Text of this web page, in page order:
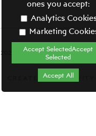
2021 ΘΕΑΤΡΙΚΟΣ ΟΡΓΑΝΙΣΜΟΣ
Όροι & Προϋποθέσεις
CREATED BY
ones you accept:
Analytics
Marketing
Accept SelectedAccept
Selected
Accept All